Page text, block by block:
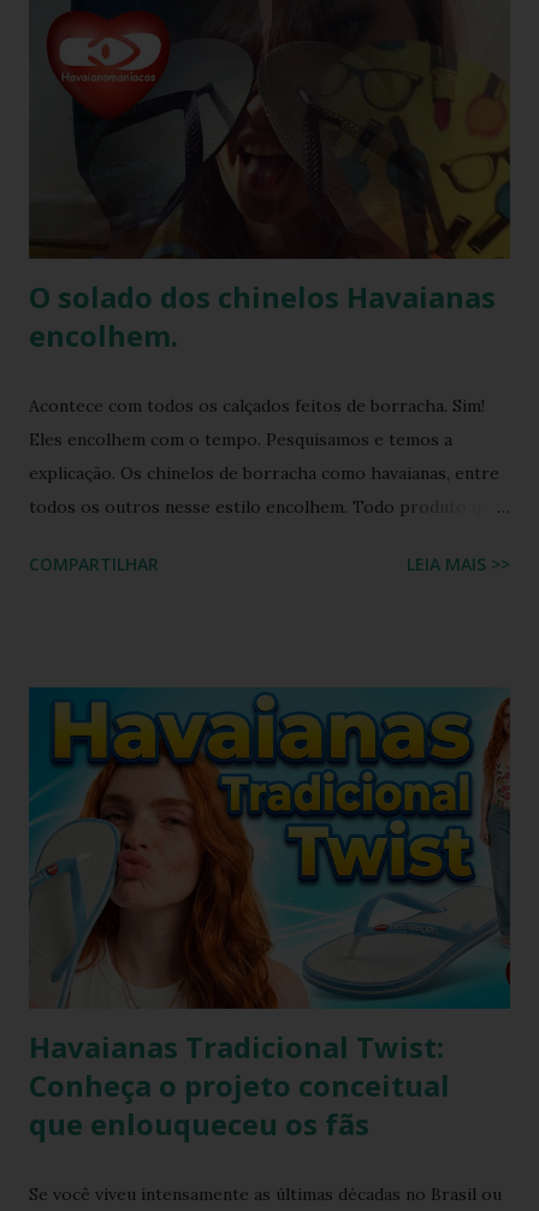
caminhadas contínuas e exposição à praia. Analisamos desde
a durabilidade da estampa por transferência térmica até a
resistência do aplique metálico em Zamak. Abaixo, você
confere nossa avaliação completa com prós, contras, guia
de tamanhos em centímetros, teste de autenticidade e
combinações de estilo. O que é a Havaianas Top Bordado
O solado dos chinelos Havaianas
encolhem.
Acontece com todos os calçados feitos de borracha. Sim!
Eles encolhem com o tempo. Pesquisamos e temos a
explicação. Os chinelos de borracha como havaianas, entre
todos os outros nesse estilo encolhem. Todo produto que
tanto do calor quanto do frio, ou seja, durante o processo
será molhado e exposto ao sol, sendo assim o chinelo pode
encolher de 1 a 2 cm. A comprovação é simples, se você
utilizar o chinelo adquirido no ano passado você verá que
ele está mais justo ao seu pé e se comprar um novo e
medir com o antigo a diferença irá aparecer também,
portanto não se assustem, chinelo de borracha encolhe
sim! * Fonte:
https://www.facebook.com/stillozcuritiba/posts/5438109
29037645 Logo temos que ter o cuidado de comprar os
chi...
COMPARTILHAR LEIA MAIS >>
Havaianas Tradicional Twist:
Conheça o projeto conceitual
que enlouqueceu os fãs
Se você viveu intensamente as últimas décadas no Brasil ou